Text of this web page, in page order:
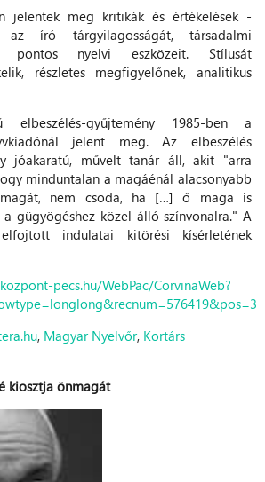
jelentek meg kritikák és értékelések -
az író tárgyilagosságát, társadalmi
pontos nyelvi eszközeit. Stílusát
részletes megfigyelőnek, analitikus
gyűjtemény 1985-ben a
jelent meg. Az elbeszélés
jóakaratú, művelt tanár áll, akit "arra
minduntalan a magáénál alacsonyabb
nem csoda, ha […] ő maga is
a gügyögéshez közel álló színvonalra." A
indulatai kitörési kísérletének
pecs.hu/WebPac/CorvinaWeb?
, Magyar Nyelvőr, Kortárs
kiosztja önmagát